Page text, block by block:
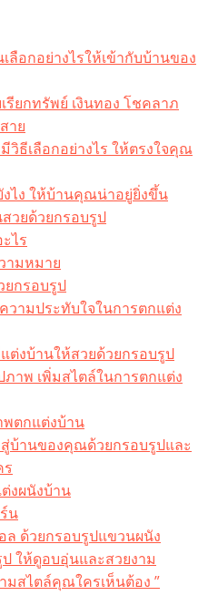
ลือกอย่างไรให้เข้ากับบ้านของ
ยกทรัพย์ เงินทอง โชคลาภ
าย
วิธีเลือกอย่างไร ให้ตรงใจคุณ
งไง ให้บ้านคุณน่าอยู่ยิ่งขึ้น
สวยด้วยกรอบรูป
ไร​
ามหมาย
ยกรอบรูป
วามประทับใจในการตกแต่ง
ต่งบ้านให้สวยด้วยกรอบรูป
าพ เพิ่มสไตล์ในการตกแต่ง
ตกแต่งบ้าน
บ้านของคุณด้วยกรอบรูปและ
งผนังบ้าน
น
ด้วยกรอบรูปแขวนผนัง
ให้ดูอบอุ่นและสวยงาม
มสไตล์คุณใครเห็นต้อง ”